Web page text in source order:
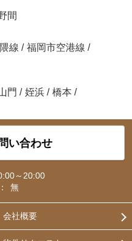
間
線 / 福岡市空港線 /
門 / 姪浜 / 橋本 /
い合わせ
～20:00
無
会社概要